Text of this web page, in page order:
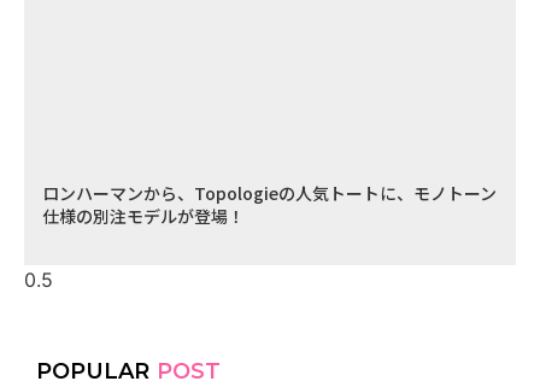
ロンハーマンから、Topologieの人気トートに、モノトーン
仕様の別注モデルが登場！
POPULAR POST